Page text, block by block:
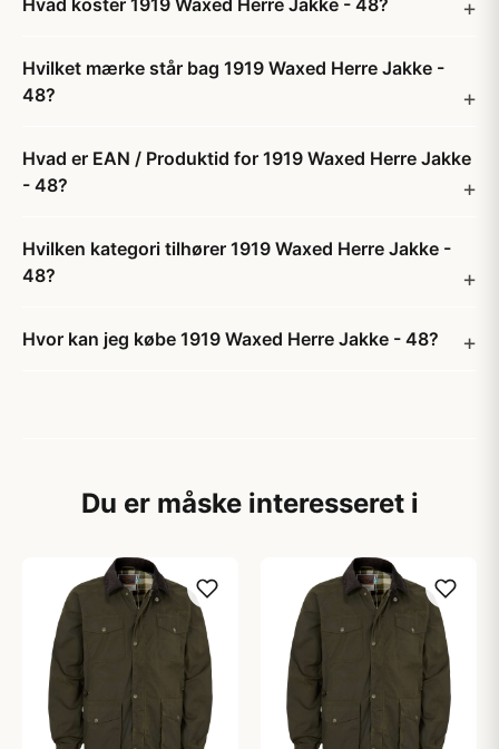
Hvad koster 1919 Waxed Herre Jakke - 48?
Hvilket mærke står bag 1919 Waxed Herre Jakke -
48?
Hvad er EAN / Produktid for 1919 Waxed Herre Jakke
- 48?
Hvilken kategori tilhører 1919 Waxed Herre Jakke -
48?
Hvor kan jeg købe 1919 Waxed Herre Jakke - 48?
Du er måske interesseret i